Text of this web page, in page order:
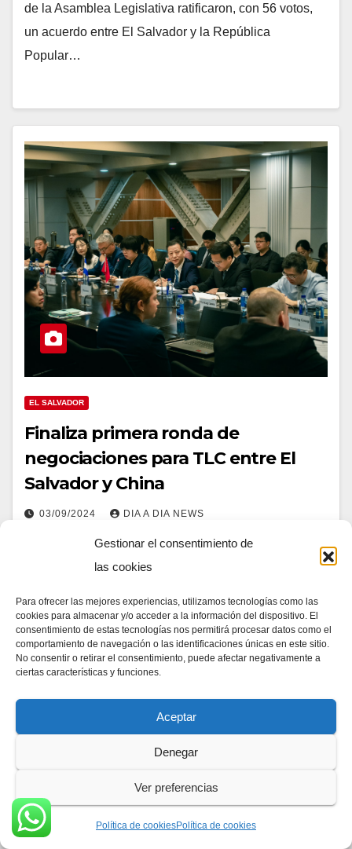
Gestionar el consentimiento de
las cookies
Para ofrecer las mejores experiencias, utilizamos tecnologías como las
cookies para almacenar y/o acceder a la información del dispositivo. El
consentimiento de estas tecnologías nos permitirá procesar datos como el
comportamiento de navegación o las identificaciones únicas en este sitio.
No consentir o retirar el consentimiento, puede afectar negativamente a
ciertas características y funciones.
Aceptar
Denegar
Ver preferencias
Política de cookiesPolítica de cookies
de la Asamblea Legislativa ratificaron, con 56 votos,
un acuerdo entre El Salvador y la República
Popular…
EL SALVADOR
Finaliza primera ronda de
negociaciones para TLC entre El
Salvador y China
03/09/2024 DIA A DIA NEWS
Este fin de semana concluyó la Primera Ronda de
negociaciones del Tratado de Libre Comercio (TLC)
estas reuniones participaron una delegación…